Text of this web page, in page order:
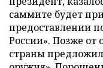
саммите будет
предоставлении
России». Позже от
страны